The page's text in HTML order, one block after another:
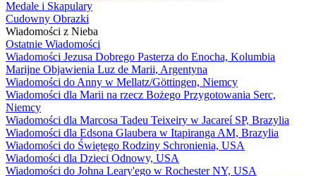
Medale i Skapulary
Cudowny Obrazki
Wiadomości z Nieba
Ostatnie Wiadomości
Wiadomości Jezusa Dobrego Pasterza do Enocha, Kolumbia
Marijne Objawienia Luz de Marii, Argentyna
Wiadomości do Anny w Mellatz/Göttingen, Niemcy
Wiadomości dla Marii na rzecz Bożego Przygotowania Serc,
Niemcy
Wiadomości dla Marcosa Tadeu Teixeiry w Jacareí SP, Brazylia
Wiadomości dla Edsona Glaubera w Itapiranga AM, Brazylia
Wiadomości do Świętego Rodziny Schronienia, USA
Wiadomości dla Dzieci Odnowy, USA
Wiadomości do Johna Leary'ego w Rochester NY, USA